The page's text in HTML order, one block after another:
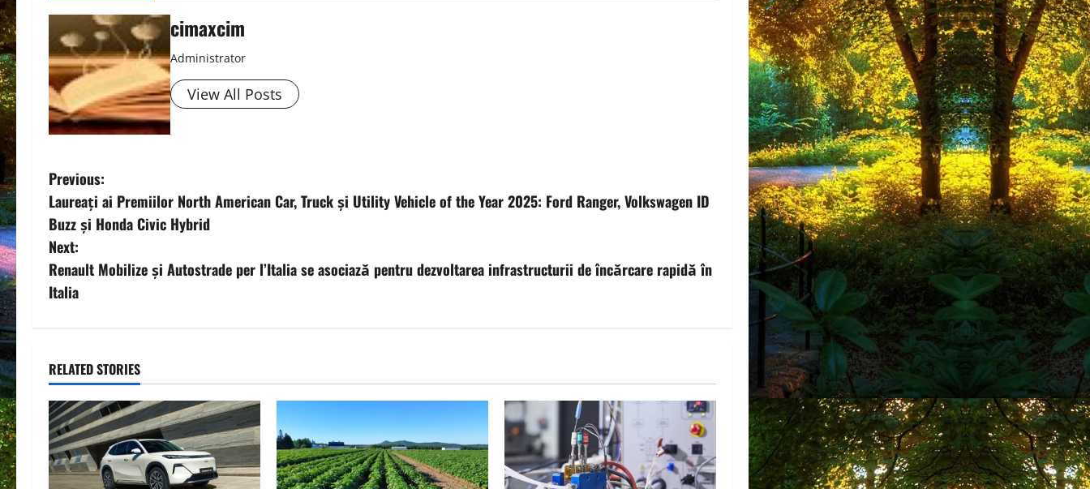
cimaxcim
Administrator
View All Posts
P
o
s
t
v
i
g
Previous:
Laureați ai Premiilor North American Car, Truck și Utility Vehicle of the Year 2025: Ford Ranger, Volkswagen ID
Buzz și Honda Civic Hybrid
Next:
Renault Mobilize și Autostrade per l’Italia se asociază pentru dezvoltarea infrastructurii de încărcare rapidă în
Italia
RELATED STORIES